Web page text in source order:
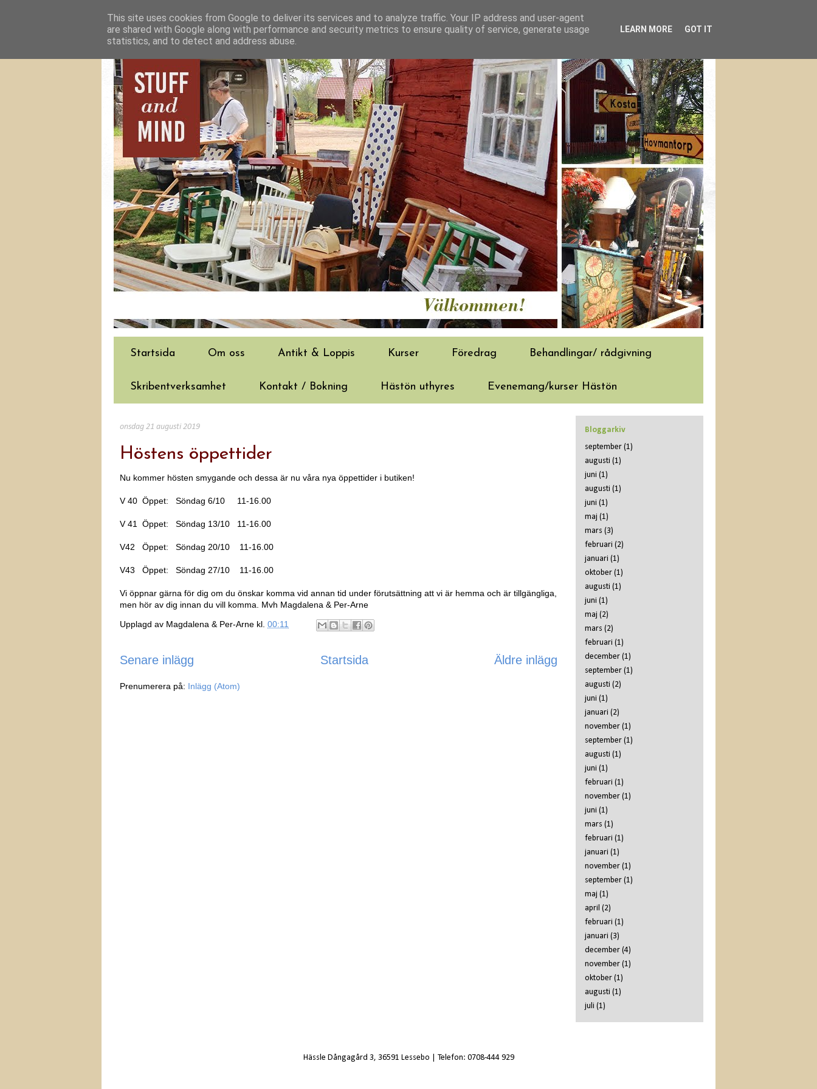
Startsida Om oss Antikt & Loppis Kurser Föredrag Behandlingar/ rådgivning
Skribentverksamhet Kontakt / Bokning Hästön uthyres Evenemang/kurser Hästön
onsdag 21 augusti 2019
Höstens öppettider
Nu kommer hösten smygande och dessa är nu våra nya öppettider i butiken!
V 40 Öppet: Söndag 6/10 11-16.00
V 41 Öppet: Söndag 13/10 11-16.00
V42 Öppet: Söndag 20/10 11-16.00
V43 Öppet: Söndag 27/10 11-16.00
Vi öppnar gärna för dig om du önskar komma vid annan tid under förutsättning att vi är hemma och är tillgängliga,
men hör av dig innan du vill komma. Mvh Magdalena & Per-Arne
Upplagd av Magdalena & Per-Arne kl. 00:11
Senare inlägg Äldre inlägg
Startsida
Prenumerera på: Inlägg (Atom)
Bloggarkiv
september (1)
augusti (1)
juni (1)
augusti (1)
juni (1)
maj (1)
mars (3)
februari (2)
januari (1)
oktober (1)
augusti (1)
juni (1)
maj (2)
mars (2)
februari (1)
december (1)
september (1)
augusti (2)
juni (1)
januari (2)
november (1)
september (1)
augusti (1)
juni (1)
februari (1)
november (1)
juni (1)
mars (1)
februari (1)
januari (1)
november (1)
september (1)
maj (1)
april (2)
februari (1)
januari (3)
december (4)
november (1)
oktober (1)
augusti (1)
juli (1)
Hässle Dångagård 3, 36591 Lessebo | Telefon: 0708-444 929
This site uses cookies from Google to deliver its services and to analyze traffic. Your IP address and user-agent
are shared with Google along with performance and security metrics to ensure quality of service, generate usage
statistics, and to detect and address abuse.
LEARN MORE GOT IT